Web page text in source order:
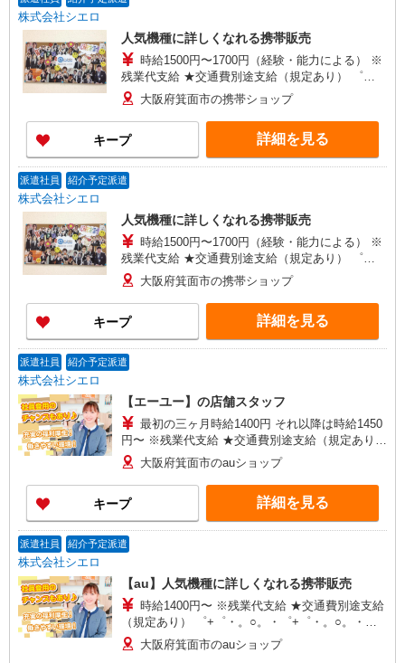
株式会社シエロ
人気機種に詳しくなれる携帯販売
時給1500円〜1700円（経験・能力による） ※
残業代支給 ★交通費別途支給（規定あり） ゜
+゜・。○。・゜+゜・。○。・゜+゜ 入社祝い金10
万円支給(規定有) お友達を紹介頂くと, インセンテ
ィブ支給(規定有) ★月2回払い・週払い可能（規程
有）★ ゜・。○。・゜+゜・。○。・゜+゜
大阪府箕面市の携帯ショップ
キープ 詳細を見る
派遣社員 紹介予定派遣
株式会社シエロ
人気機種に詳しくなれる携帯販売
時給1500円〜1700円（経験・能力による） ※
残業代支給 ★交通費別途支給（規定あり） ゜
+゜・。○。・゜+゜・。○。・゜+゜ 入社祝い金10
万円支給(規定有) お友達を紹介頂くと, インセンテ
ィブ支給(規定有) ★月2回払い・週払い可能（規程
有）★ ゜・。○。・゜+゜・。○。・゜+゜
大阪府箕面市の携帯ショップ
キープ 詳細を見る
派遣社員 紹介予定派遣
株式会社シエロ
【エーユー】の店舗スタッフ
最初の三ヶ月時給1400円 それ以降は時給1450
円〜 ※残業代支給 ★交通費別途支給（規定あり）
゜+゜・。○。・゜+゜・。○。・゜+゜ 入社祝い金
10万円支給(規定有) お友達を紹介頂くと, インセン
ティブ支給(規定有) ★月2回払い・週払い可能（規
程有）★ ゜・。○。・゜+゜・。○。・゜+゜
大阪府箕面市のauショップ
キープ 詳細を見る
派遣社員 紹介予定派遣
株式会社シエロ
【au】人気機種に詳しくなれる携帯販売
時給1400円〜 ※残業代支給 ★交通費別途支給
（規定あり） ゜+゜・。○。・゜+゜・。○。・゜
+゜ 入社祝い金10万円支給(規定有) お友達を紹介
頂くと, インセンティブ支給(規定有) ★月2回払
大阪府箕面市のauショップ